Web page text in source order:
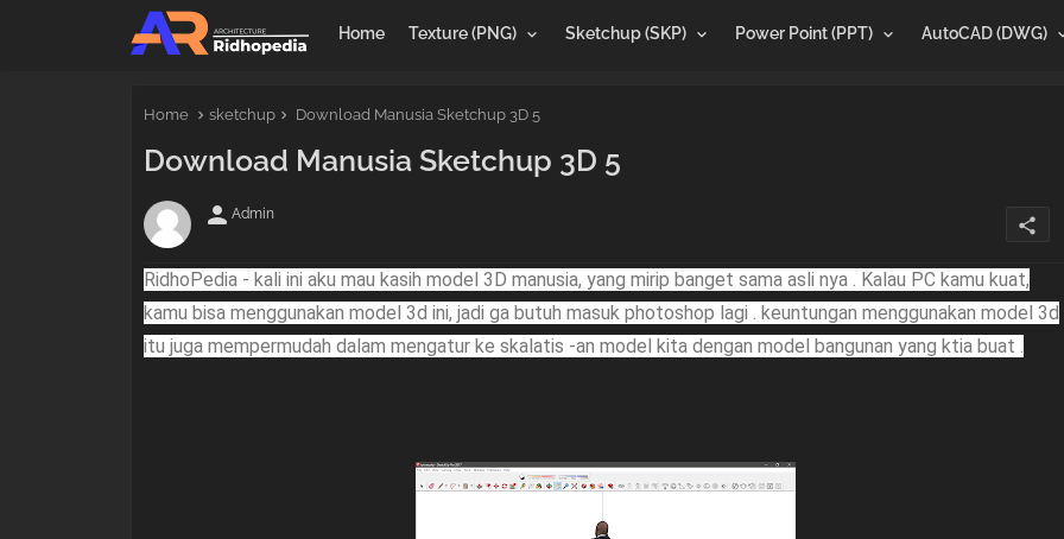
Home Texture (PNG) Sketchup (SKP) Power Point (PPT) AutoCAD (DWG)
Home sketchup Download Manusia Sketchup 3D 5
Download Manusia Sketchup 3D 5
person Admin
share
RidhoPedia - kali ini aku mau kasih model 3D manusia, yang mirip banget sama asli nya . Kalau PC kamu kuat,
kamu bisa menggunakan model 3d ini, jadi ga butuh masuk photoshop lagi . keuntungan menggunakan model 3d
itu juga mempermudah dalam mengatur ke skalatis -an model kita dengan model bangunan yang ktia buat .